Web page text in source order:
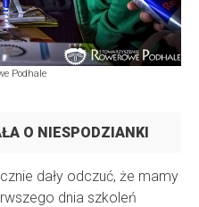
Podhale
O NIESPODZIANKI
dały odczuć, że mamy
dnia szkoleń